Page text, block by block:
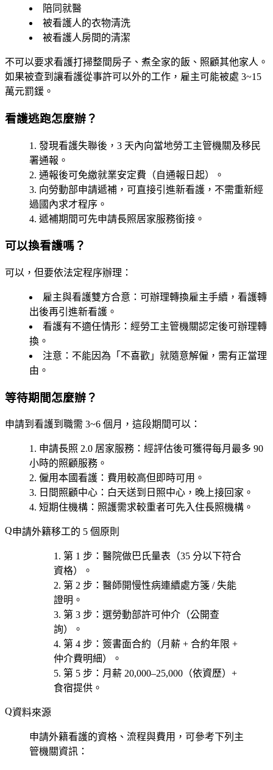
陪同就醫
被看護人的衣物清洗
被看護人房間的清潔
不可以要求看護打掃整間房子、煮全家的飯、照顧其他家人。
如果被查到讓看護從事許可以外的工作，雇主可能被處 3~15
萬元罰鍰 。
看護逃跑怎麼辦？
發現看護失聯後， 3 天內向當地勞工主管機關及移民
署通報。
通報後可免繳就業安定費（自通報日起）。
向勞動部申請遞補，可直接引進新看護，不需重新經
過國內求才程序。
遞補期間可先申請長照居家服務銜接。
可以換看護嗎？
可以，但要依法定程序辦理：
雇主與看護雙方合意 ：可辦理轉換雇主手續，看護轉
出後再引進新看護。
看護有不適任情形 ：經勞工主管機關認定後可辦理轉
換。
注意 ：不能因為「不喜歡」就隨意解僱，需有正當理
由。
等待期間怎麼辦？
申請到看護到職需 3~6 個月，這段期間可以：
申請長照 2.0 居家服務 ：經評估後可獲得每月最多 90
小時的照顧服務。
僱用本國看護 ：費用較高但即時可用。
日間照顧中心 ：白天送到日照中心，晚上接回家。
短期住機構 ：照護需求較重者可先入住長照機構。
申請外籍移工的 5 個原則
第 1 步 ：醫院做巴氏量表 （35 分以下符合
資格）。
第 2 步 ：醫師開慢性病連續處方箋 / 失能
證明 。
第 3 步 ：選勞動部許可仲介 （公開查
詢）。
第 4 步 ：簽書面合約 （月薪 + 合約年限 +
仲介費明細）。
第 5 步 ： 月薪 20,000–25,000 （依資歷）+
食宿提供。
資料來源
申請外籍看護的資格、流程與費用，可參考下列主
管機關資訊：